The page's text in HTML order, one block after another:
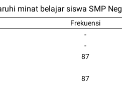
minat belajar siswa SMP
Frekuensi
-
-
87
87